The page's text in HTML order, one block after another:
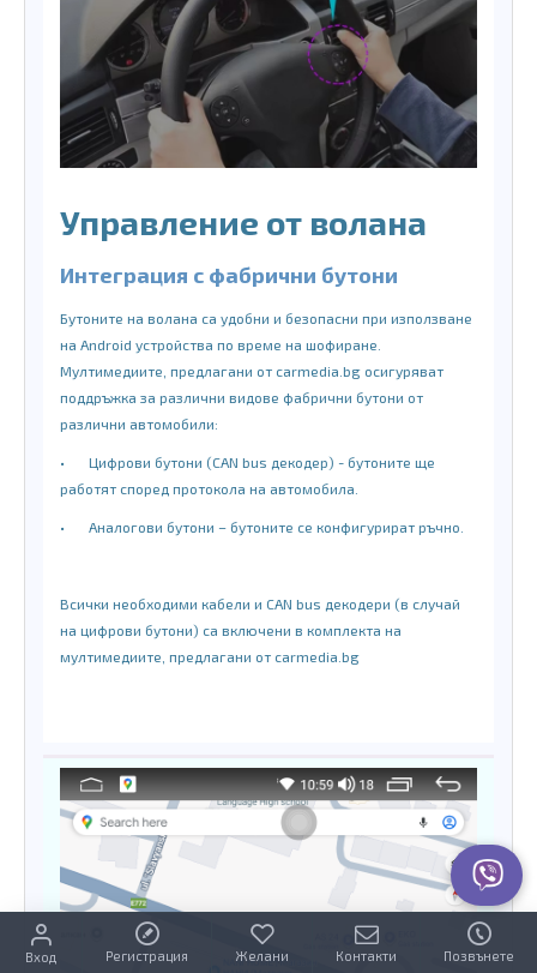
Управление от волана
Интеграция с фабрични бутони
Бутоните на волана са удобни и безопасни при използване
на Android устройства по време на шофиране.
Мултимедиите, предлагани от carmedia.bg осигуряват
поддръжка за различни видове фабрични бутони от
различни автомобили:
•
Цифрови бутони (CAN bus декодер) - бутоните ще
работят според протокола на автомобила.
• Аналогови бутони – бутоните се конфигурират ръчно.
Всички необходими кабели и CAN bus декодери (в случай
на цифрови бутони) са включени в комплекта на
мултимедиите, предлагани от carmedia.bg
Вход Регистрация Желани Контакти Позвънете